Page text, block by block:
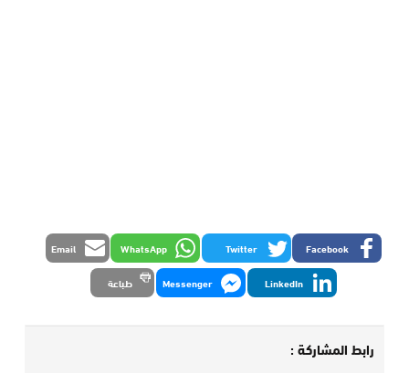
Facebook
Twitter
WhatsApp
Email
LinkedIn
Messenger طباعة
رابط المشاركة :